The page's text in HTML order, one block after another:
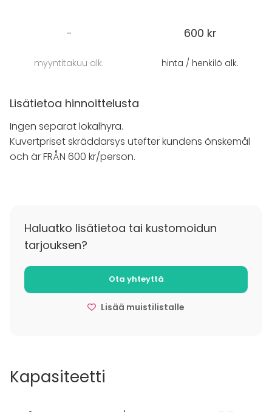
och skapar en meny efter era preferenser.
beroende på meny. Teknisk utrustning i form av ljud
och projektor finns i lokalen.
Anordna ditt evenemang på Restaurang Bryggans
Höganäs med god service och bra mat efter dina
preferenser!
-
myyntitakuu alk.
600 kr
hinta / henkilö alk.
Lisätietoa hinnoittelusta
Ingen separat lokalhyra.
Kuvertpriset skräddarsys utefter kundens önskemål
och är FRÅN 600 kr/person.
Haluatko lisätietoa tai kustomoidun
tarjouksen?
Ota yhteyttä
Lisää muistilistalle
Kapasiteetti